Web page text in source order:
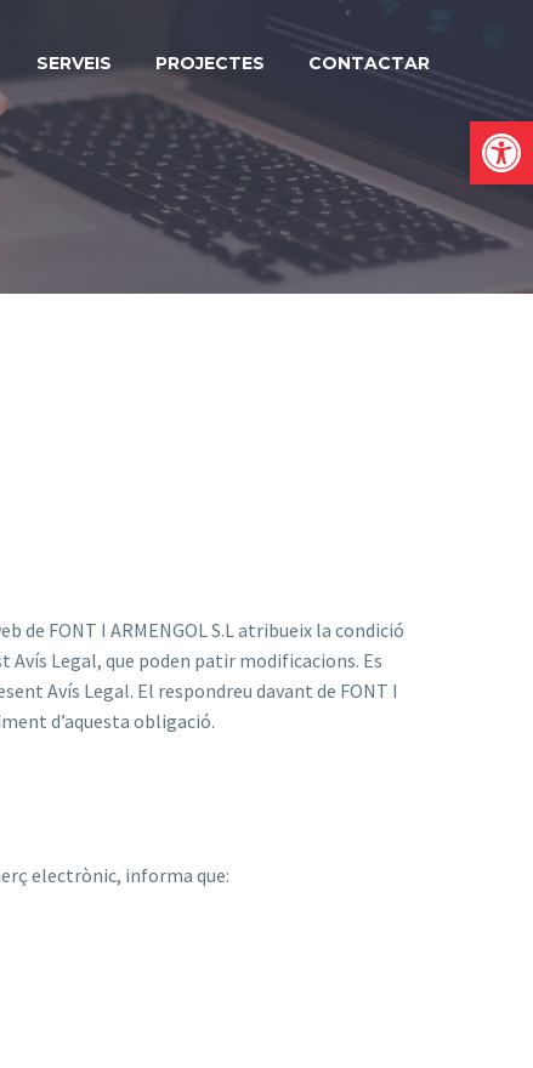
Obre la
SERVEIS PROJECTES CONTACTAR
de FONT I ARMENGOL S.L atribueix la condició
Avís Legal, que poden patir modificacions. Es
Avís Legal. El respondreu davant de FONT I
d’aquesta obligació.
electrònic, informa que: